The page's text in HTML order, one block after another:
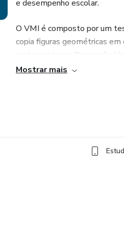
e desempenho escolar.
O VMI é composto por um
copia figuras geométricas
suplementares: Percepção
dificuldades estão
o curso se aprofunda de
Mostrar mais